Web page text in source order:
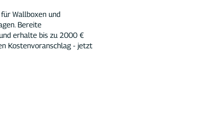
Wallboxen und
Bereite
erhalte bis zu 2000 €
Kostenvoranschlag - jetzt